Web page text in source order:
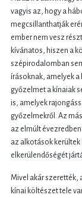
vagyis az, hogy a
megcsillanthatják
ember nem vesz
kívánatos, hiszen a
szépirodalomban
írásoknak, amelyek
győzelmet a kínaiak
is, amelyek
győzelmekről. Az
az elmúlt
az alkotások
elkerülendőségét
Mivel akár szerették,
kínai költészet tele